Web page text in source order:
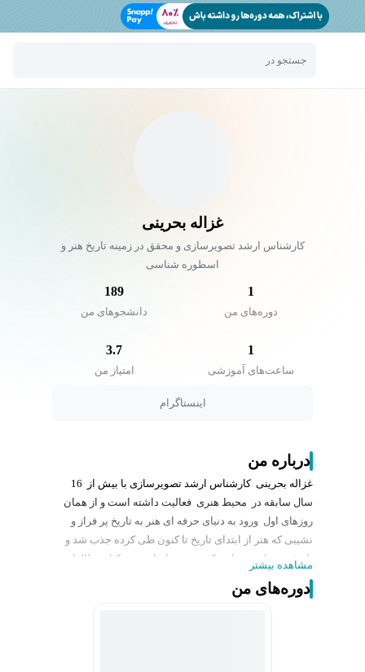
جستجو در
غزاله بحرینی
کارشناس ارشد تصویرسازی و محقق در زمینه تاریخ هنر و
اسطوره شناسی
1
دوره‌های من
189
دانشجو‌های من
1
ساعت‌های آموزشی
3.7
امتیاز من
اینستاگرام
درباره من
غزاله بحرینی کارشناس ارشد تصویرسازی با بیش از 16
سال سابقه در محیط هنری فعالیت داشته است و از همان
روزهای اول ورود به دنیای حرفه ای هنر به تاریخ پر فراز و
نشیبی که هنر از ابتدای تاریخ تا کنون طی کرده جذب شد و
تاریخ هنر را به عنوان رکنی مهم و اساسی در کنار مطالعات
آکادمیک خود ادامه داد.
در طی مطالعات خود با دنیای پر رمز و راز اسطوره آشنا شد
مشاهده بیشتر
دوره‌های من